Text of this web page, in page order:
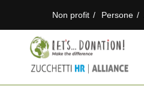
Non profit Persone